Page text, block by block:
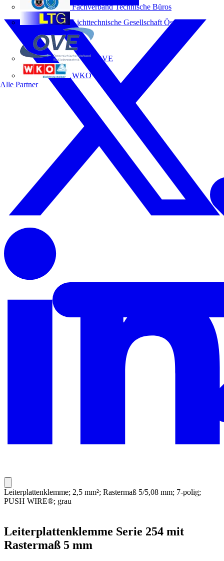
Fachverband Technische Büros
Lichttechnische Gesellschaft Österreichs
OVE
WKO
Alle Partner
Leiterplattenklemme; 2,5 mm²; Rastermaß 5/5,08 mm; 7-polig;
PUSH WIRE®; grau
Leiterplattenklemme Serie 254 mit
Rastermaß 5 mm